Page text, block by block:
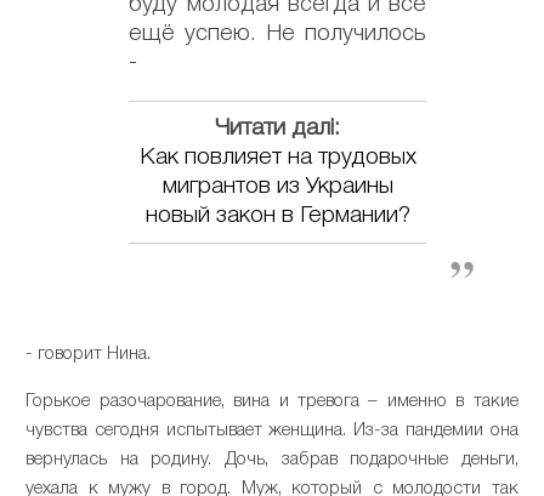
буду молодая всегда и всё
ещё успею. Не получилось
-
Читати далі:
Как повлияет на трудовых
мигрантов из Украины
новый закон в Германии?
- говорит Нина.
Горькое разочарование, вина и тревога – именно в такие
чувства сегодня испытывает женщина. Из-за пандемии она
вернулась на родину. Дочь, забрав подарочные деньги,
уехала к мужу в город. Муж, который с молодости так